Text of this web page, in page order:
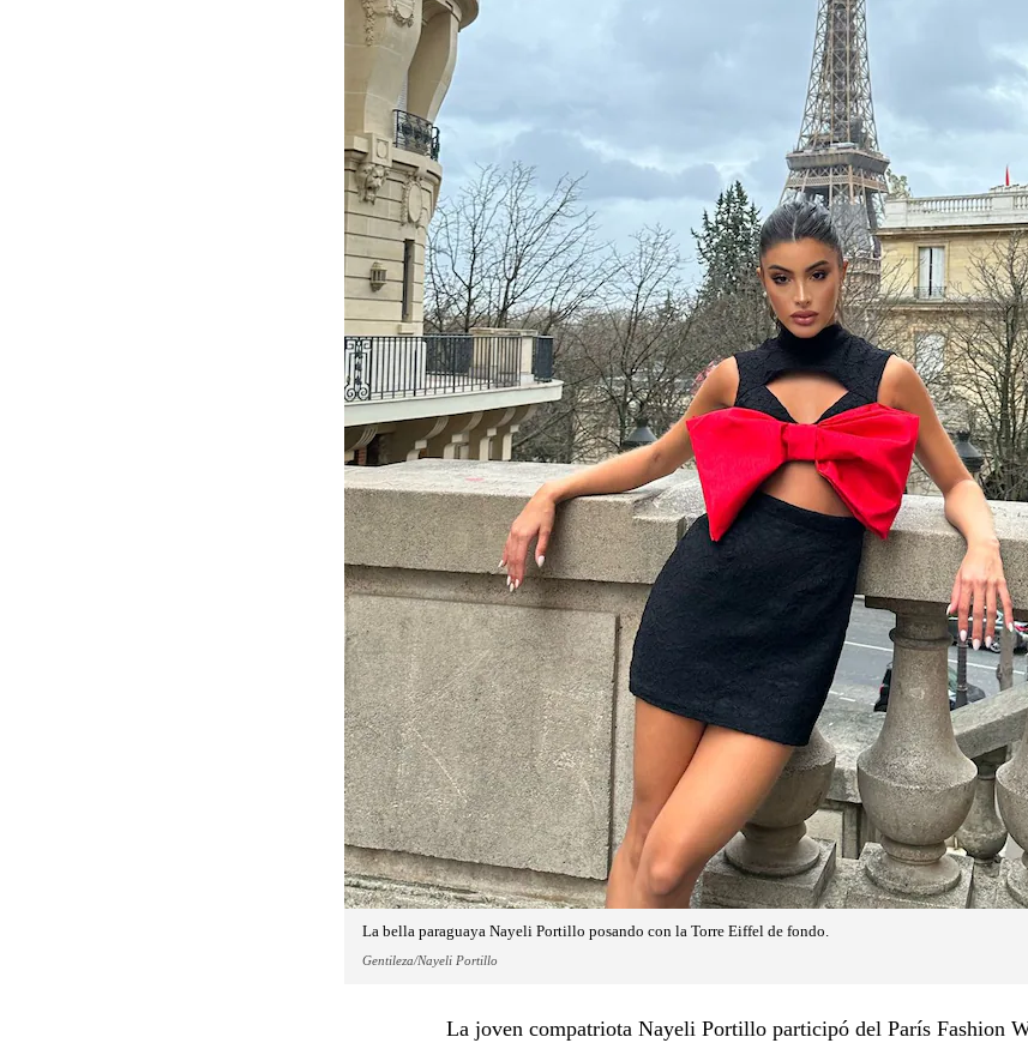
La bella paraguaya Nayeli Portillo posando con la Torre Eiffel de fondo.
Gentileza/Nayeli Portillo
La joven compatriota Nayeli Portillo participó del París Fashion